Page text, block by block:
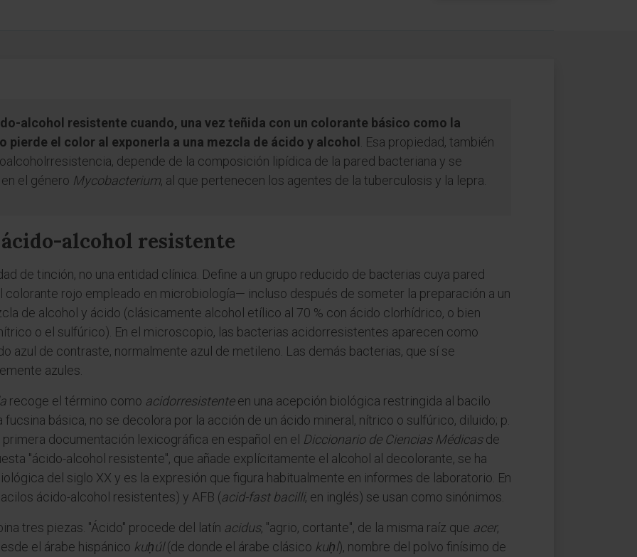
alcohol resistente cuando, una vez teñida con un colorante básico como la
pierde el color al exponerla a una mezcla de ácido y alcohol
. Esa propiedad, también
depende de la composición lipídica de la pared bacteriana y se
el género Mycobacterium, al que pertenecen los agentes de la tuberculosis y la lepra.
alcohol resistente
de tinción, no una entidad clínica. Define a un grupo reducido de bacterias cuya pared
rojo empleado en microbiología— incluso después de someter la preparación a un
de alcohol y ácido (clásicamente alcohol etílico al 70 % con ácido clorhídrico, o bien
o el sulfúrico). En el microscopio, las bacterias acidorresistentes aparecen como
azul de contraste, normalmente azul de metileno. Las demás bacterias, que sí se
azules.
recoge el término como acidorresistenteen una acepción biológica restringida al bacilo
básica, no se decolora por la acción de un ácido mineral, nítrico o sulfúrico, diluido; p.
documentación lexicográfica en español en el Diccionario de Ciencias Médicasde
"ácido-alcohol resistente", que añade explícitamente el alcohol al decolorante, se ha
del siglo XX y es la expresión que figura habitualmente en informes de laboratorio. En
ácido-alcohol resistentes) y AFB (acid-fast bacilli, en inglés) se usan como sinónimos.
tres piezas. "Ácido" procede del latín acidus, "agrio, cortante", de la misma raíz que acer,
el árabe hispánico kuḥúl(de donde el árabe clásico kuḥl), nombre del polvo finísimo de